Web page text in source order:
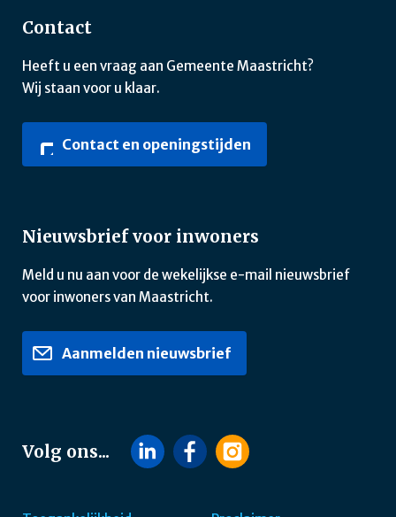
Contact
Heeft u een vraag aan Gemeente Maastricht?
Wij staan voor u klaar.
Contact en openingstijden
Nieuwsbrief voor inwoners
Meld u nu aan voor de wekelijkse e-mail nieuwsbrief
voor inwoners van Maastricht.
Aanmelden nieuwsbrief
Volg ons...